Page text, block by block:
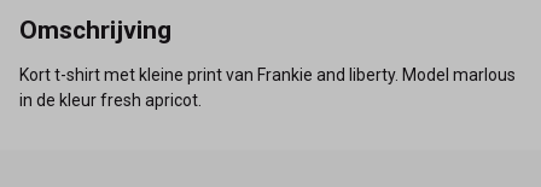
Omschrijving
Kort t-shirt met kleine print van Frankie and liberty. Model marlous
in de kleur fresh apricot.